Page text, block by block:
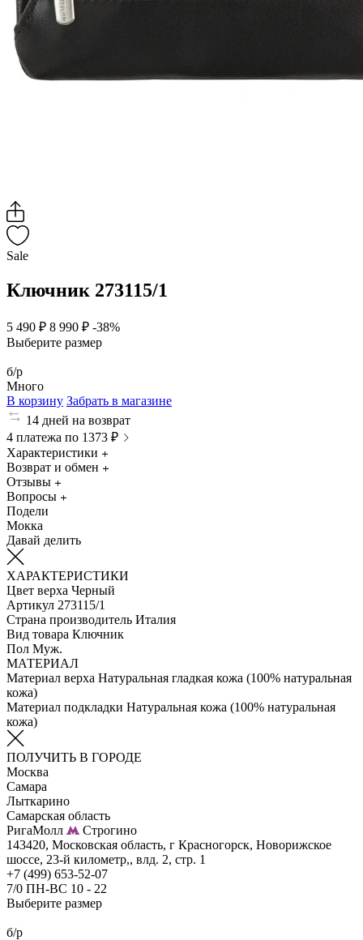
Sale
Ключник 273115/1
5 490 ₽ 8 990 ₽ -38%
Выберите размер
б/р
Много
В корзину Забрать в магазине
14 дней на возврат
4 платежа по 1373 ₽
Характеристики
Возврат и обмен
Отзывы
Вопросы
Подели
Мокка
Давай делить
ХАРАКТЕРИСТИКИ
Цвет верха Черный
Артикул 273115/1
Страна производитель Италия
Вид товара Ключник
Пол Муж.
МАТЕРИАЛ
Материал верха Натуральная гладкая кожа (100% натуральная
кожа)
Материал подкладки Натуральная кожа (100% натуральная
кожа)
ПОЛУЧИТЬ В ГОРОДЕ
Москва
Самара
Лыткарино
Самарская область
РигаМолл
Строгино
143420, Московская область, г Красногорск, Новорижское
шоссе, 23-й километр,, влд. 2, стр. 1
+7 (499) 653-52-07
7/0 ПН-ВС 10 - 22
Выберите размер
б/р